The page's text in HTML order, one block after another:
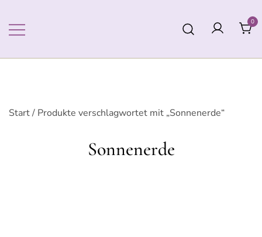
Inhalt
springen
0
Start/ Produkte verschlagwortet mit „Sonnenerde“
Sonnenerde